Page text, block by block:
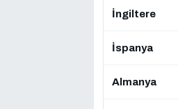
İngiltere
İspanya
Almanya